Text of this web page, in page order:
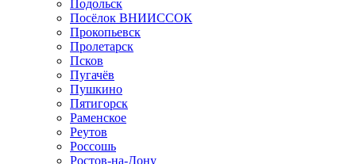
Подольск
Посёлок ВНИИССОК
Прокопьевск
Пролетарск
Псков
Пугачёв
Пушкино
Пятигорск
Раменское
Реутов
Россошь
Ростов-на-Дону